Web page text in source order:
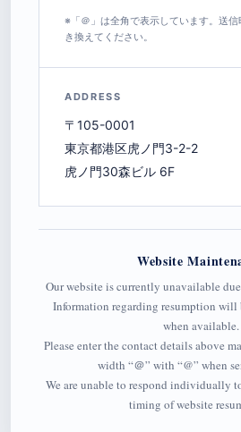
※「＠」は全角で表示しています。送
き換えてください。
ADDRESS
〒105-0001
東京都港区虎ノ門3-2-2
虎ノ門30森ビル 6F
Website
Our website is currently unavailable
Information regarding resumption will
when available.
Please enter the contact details above
width “＠” with “@” when
We are unable to respond individually
timing of website